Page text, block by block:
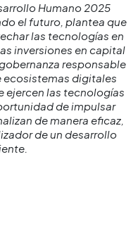
Humano 2025
el futuro, plantea que
las tecnologías en
inversiones en capital
responsable
ecosistemas digitales
ejercen las tecnologías
de impulsar
de manera eficaz,
de un desarrollo